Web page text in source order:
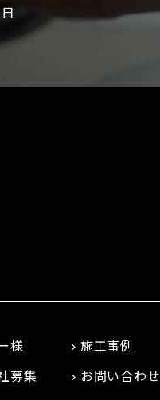
様
施工事例
募集 お問い合わせ